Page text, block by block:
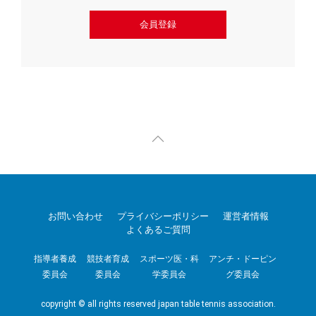
会員登録
お問い合わせ プライバシーポリシー
運営者情報
よくあるご質問
指導者養成
委員会
競技者育成
委員会
スポーツ医・科
学委員会
アンチ・ドーピン
グ委員会
copyright © all rights reserved japan table tennis association.